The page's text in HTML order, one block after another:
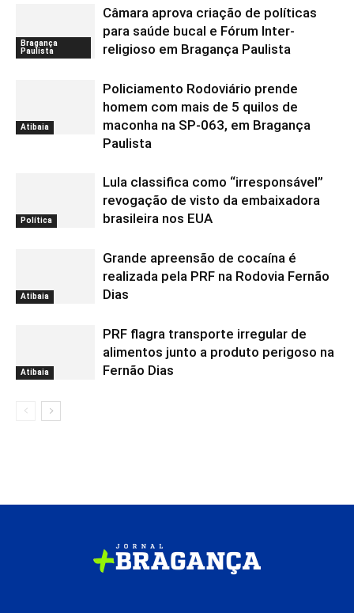
Bragança
Paulista
Câmara aprova criação de políticas
para saúde bucal e Fórum Inter-
religioso em Bragança Paulista
Atibaia
Policiamento Rodoviário prende
homem com mais de 5 quilos de
maconha na SP-063, em Bragança
Paulista
Política
Lula classifica como “irresponsável”
revogação de visto da embaixadora
brasileira nos EUA
Atibaia
Grande apreensão de cocaína é
realizada pela PRF na Rodovia Fernão
Dias
Atibaia
PRF flagra transporte irregular de
alimentos junto a produto perigoso na
Fernão Dias